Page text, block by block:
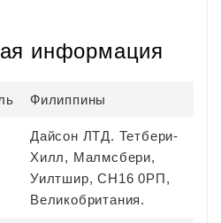
информация
Филиппины
Дайсон ЛТД. Тетбери-
Хилл, Малмсбери,
Уилтшир, СН16 0РП,
Великобритания.